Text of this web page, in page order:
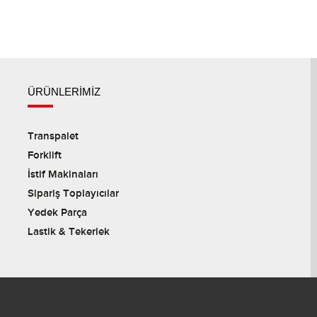
ÜRÜNLERİMİZ
Transpalet
Forklift
İstif Makinaları
Sipariş Toplayıcılar
Yedek Parça
Lastik & Tekerlek